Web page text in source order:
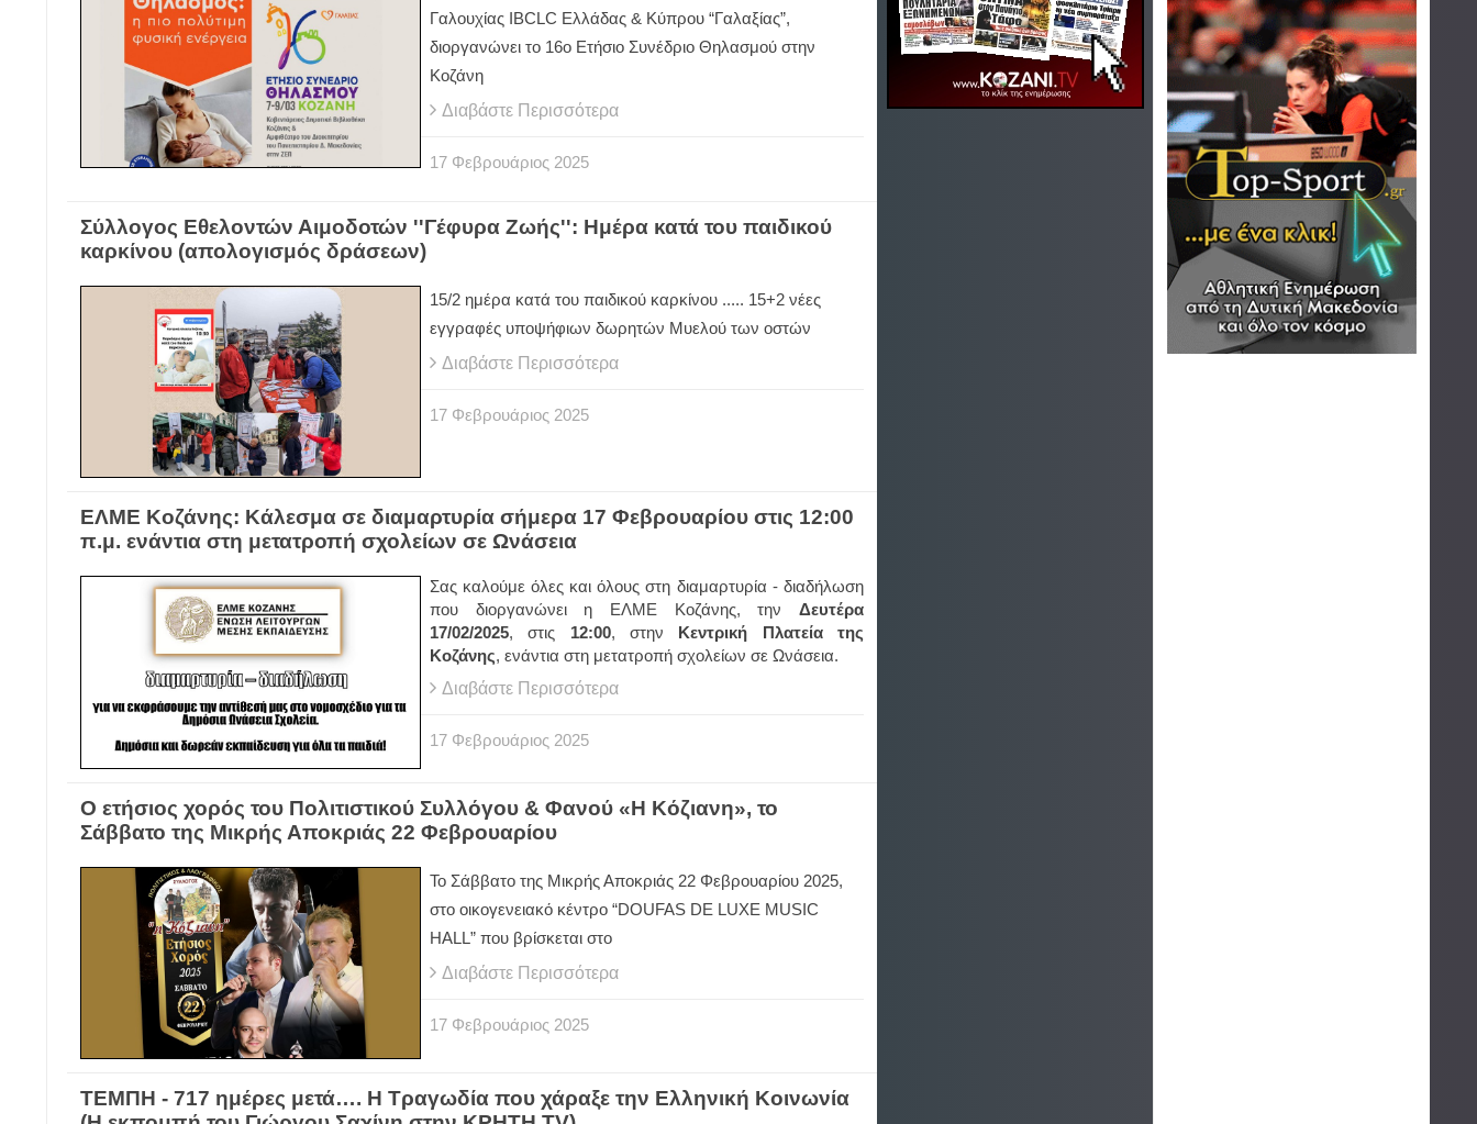
Γαλουχίας IBCLC Ελλάδας & Κύπρου “Γαλαξίας”,
διοργανώνει το 16ο Ετήσιο Συνέδριο Θηλασμού στην
Κοζάνη
Διαβάστε Περισσότερα
17 Φεβρουάριος 2025
Σύλλογος Εθελοντών Αιμοδοτών ''Γέφυρα Ζωής'': Ημέρα κατά του παιδικού
καρκίνου (απολογισμός δράσεων)
15/2 ημέρα κατά του παιδικού καρκίνου ..... 15+2 νέες
εγγραφές υποψήφιων δωρητών Μυελού των οστών
Διαβάστε Περισσότερα
17 Φεβρουάριος 2025
ΕΛΜΕ Κοζάνης: Κάλεσμα σε διαμαρτυρία σήμερα 17 Φεβρουαρίου στις 12:00
π.μ. ενάντια στη μετατροπή σχολείων σε Ωνάσεια
Σας καλούμε όλες και όλους στη διαμαρτυρία - διαδήλωση
που διοργανώνει η ΕΛΜΕ Κοζάνης, την Δευτέρα
17/02/2025, στις 12:00, στην
Κεντρική Πλατεία της
Κοζάνης, ενάντια στη μετατροπή σχολείων σε Ωνάσεια.
Διαβάστε Περισσότερα
17 Φεβρουάριος 2025
Ο ετήσιος χορός του Πολιτιστικού Συλλόγου & Φανού «Η Κόζιανη», το
Σάββατο της Μικρής Αποκριάς 22 Φεβρουαρίου
Το Σάββατο της Μικρής Αποκριάς 22 Φεβρουαρίου 2025,
στο οικογενειακό κέντρο “DOUFAS DE LUXE MUSIC
HALL” που βρίσκεται στο
Διαβάστε Περισσότερα
17 Φεβρουάριος 2025
ΤΕΜΠΗ - 717 ημέρες μετά…. Η Τραγωδία που χάραξε την Ελληνική Κοινωνία